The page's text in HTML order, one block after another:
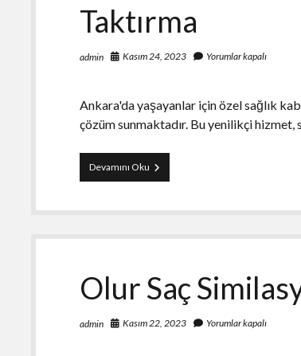
Taktırma
admin Kasım 24, 2023 Yorumlar kapalı
Ankara'da yaşayanlar için özel sağlık
çözüm sunmaktadır. Bu yenilikçi hizmet,
Devamını Oku Ankara
Özel
Kabini
Evde
Olur Saç
admin Kasım 22, 2023 Yorumlar kapalı